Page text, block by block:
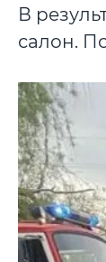
В
салон.